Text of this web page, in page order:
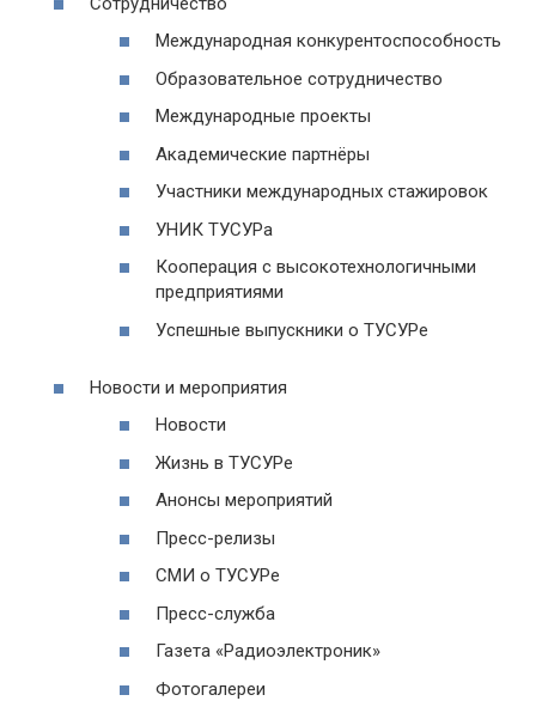
Международная конкурентоспособность
Образовательное сотрудничество
Международные проекты
Академические партнёры
Участники международных стажировок
УНИК ТУСУРа
Кооперация с высокотехнологичными
предприятиями
Успешные выпускники о ТУСУРе
Новости и мероприятия
Новости
Жизнь в ТУСУРе
Анонсы мероприятий
Пресс-релизы
СМИ о ТУСУРе
Пресс-служба
Газета «Радиоэлектроник»
Фотогалереи